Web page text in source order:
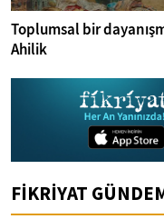
Toplumsal bir
Ahilik
FİKRİYAT